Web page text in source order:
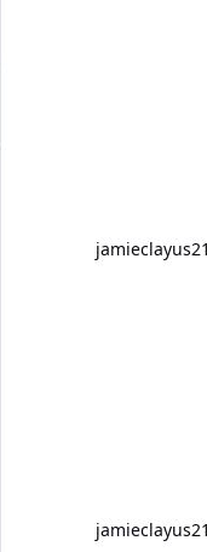
jamieclayus
jamieclayus